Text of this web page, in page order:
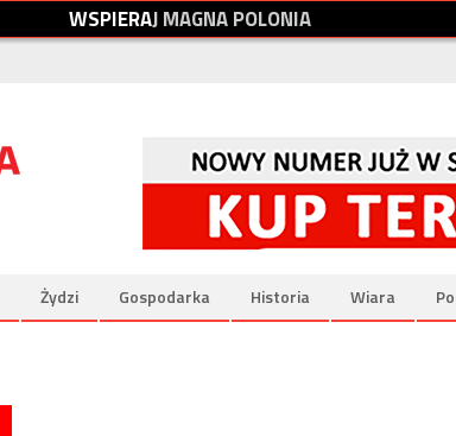
WSPIERAJMAGNAPOLONIA
Żydzi Gospodarka Historia Wiara